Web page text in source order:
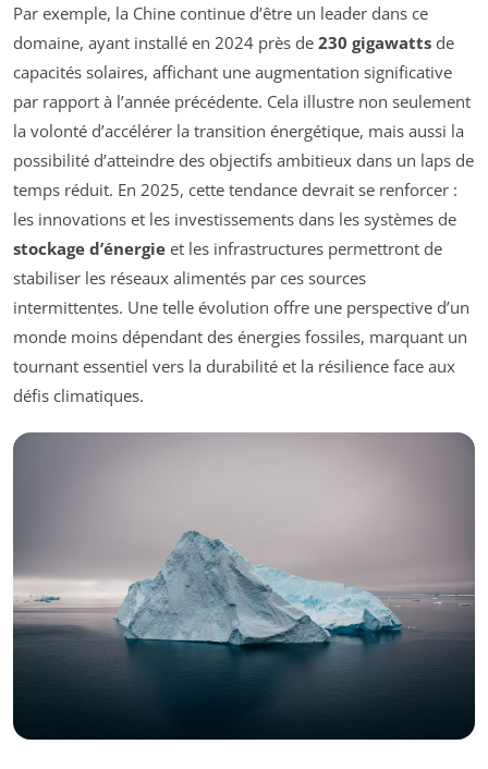
Par exemple, la Chine continue d’être un leader dans ce
domaine, ayant installé en 2024 près de 230 gigawatts de
capacités solaires, affichant une augmentation significative
par rapport à l’année précédente. Cela illustre non seulement
la volonté d’accélérer la transition énergétique, mais aussi la
possibilité d’atteindre des objectifs ambitieux dans un laps de
temps réduit. En 2025, cette tendance devrait se renforcer :
les innovations et les investissements dans les systèmes de
stockage d’énergie et les infrastructures permettront de
stabiliser les réseaux alimentés par ces sources
intermittentes. Une telle évolution offre une perspective d’un
monde moins dépendant des énergies fossiles, marquant un
tournant essentiel vers la durabilité et la résilience face aux
défis climatiques.